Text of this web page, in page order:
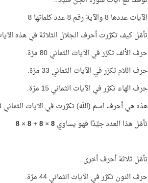
الآيات عددها 8 والآية رقم 8 عدد كلماتها 8
تأمّل كيف تكرّرت أحرف الجلال الثلاثة في هذه
حرف الألف تكرّر في الآيات الثماني 80 مرّة.
حرف اللام تكرّر في الآيات الثماني 33 مرّة.
حرف الهاء تكرّر في الآيات الثماني 15 مرّة.
هذه هي أحرف اسم (الله) تكرّرت في الآيات الثماني 128 مرّة!
تأمّل هذا العدد جيِّدًا فهو يساوي8
×
8
+
8
×
8
تأمّل ثلاثة أحرف أخرى..
حرف النون تكرّر في الآيات الثماني 44 مرّة.